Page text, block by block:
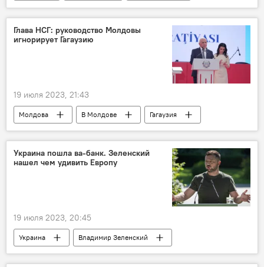
башкан Гагаузии
Гагаузия
Евгения Гуцул
инаугурация
Глава НСГ: руководство Молдовы
игнорирует Гагаузию
19 июля 2023, 21:43
Молдова В Молдове Гагаузия
Украина пошла ва-банк. Зеленский
нашел чем удивить Европу
19 июля 2023, 20:45
Украина
Владимир Зеленский
Аналитика